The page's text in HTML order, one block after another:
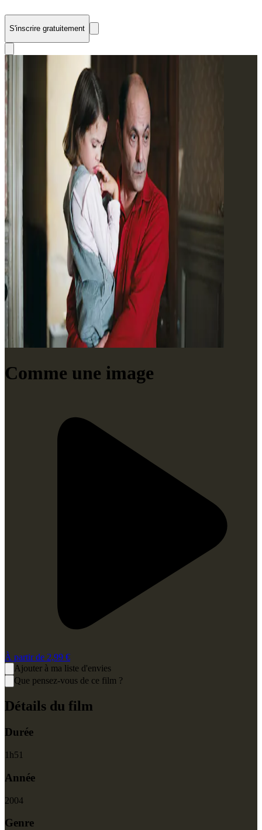
S'inscrire gratuitement
Comme une image
À partir de 2,99 €
Ajouter à ma liste d'envies
Que pensez-vous de ce film ?
Détails du film
Durée
1 h51
Année
2004
Genre